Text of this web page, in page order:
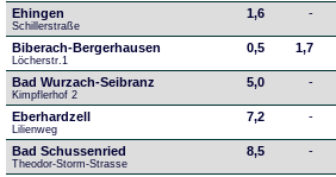
Ehingen
Schillerstraße
1,6 -
Biberach-Bergerhausen
Löcherstr.1
0,5 1,7
Bad Wurzach-Seibranz
Kimpflerhof 2
5,0 -
Eberhardzell
Lilienweg
7,2 -
Bad Schussenried
Theodor-Storm-Strasse
8,5 -